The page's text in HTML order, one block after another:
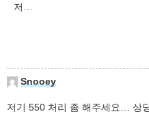
저…
Snooey
저기 550 처리 좀 해주세요…